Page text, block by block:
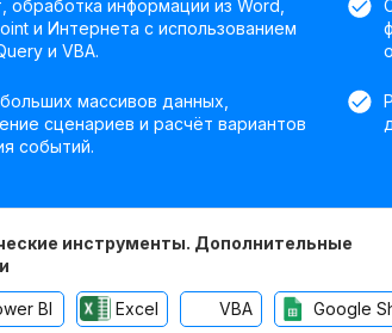
обработка информации из Word,
и Интернета с использованием
и VBA.
массивов данных,
сценариев и расчёт вариантов
событий.
инструменты. Дополнительные
Excel Google
BI VBA